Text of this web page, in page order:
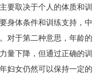
要取决于个人的体质和训
身体条件和训练支持，中
对于第二种意思，年龄的
量下降，但通过正确的训
妇女仍然可以保持一定的